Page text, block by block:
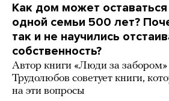
Как дом может
одной семьи 500 лет?
так и не научились
собственность?
Автор книги «Люди за
Трудолюбов советует книги,
на эти вопросы